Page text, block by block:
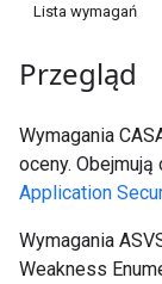
Lista wymagań
Przegląd
Wymagania
oceny.
Application
Wymagania
Weakness